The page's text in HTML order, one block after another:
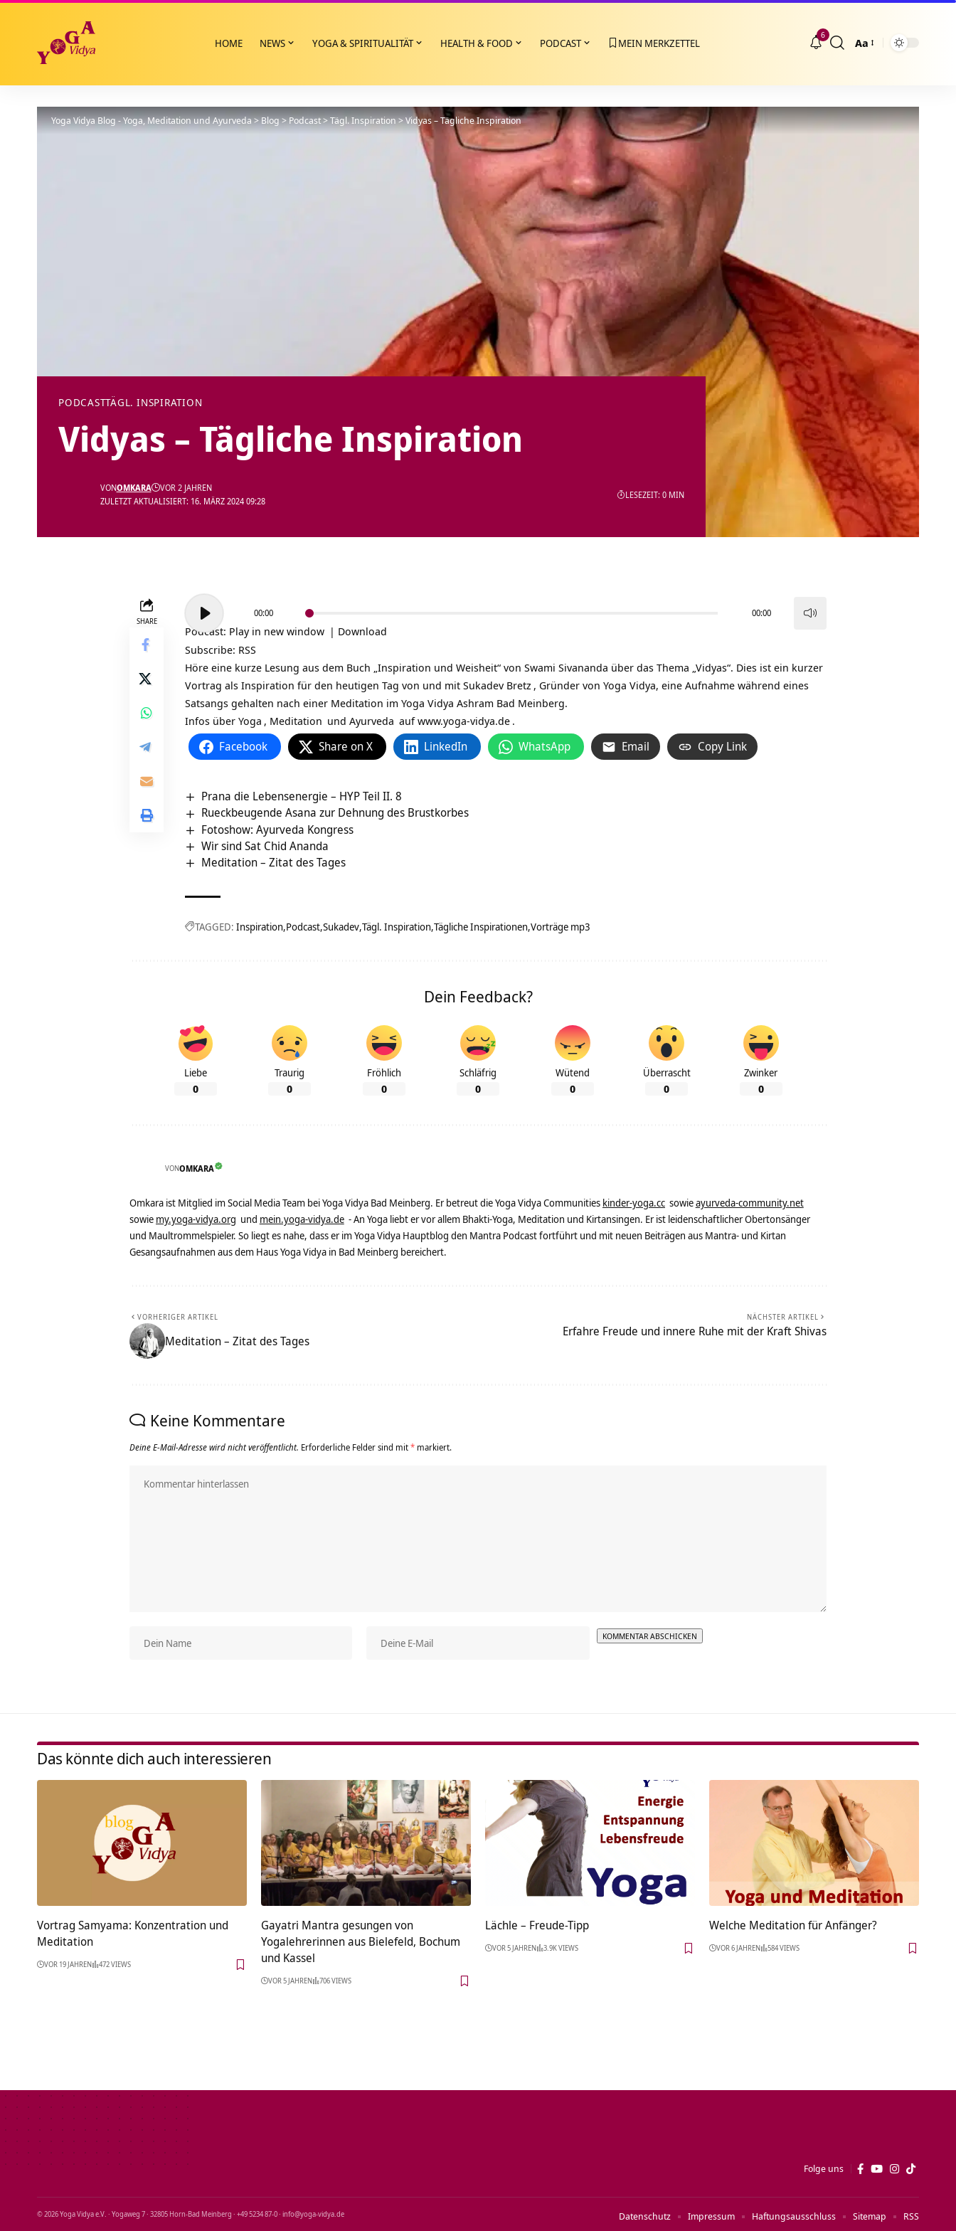
HOME NEWS YOGA & SPIRITUALITÄT HEALTH & FOOD PODCAST MEIN MERKZETTEL
6
Größenänderung
Aa
Yoga Vidya Blog - Yoga, Meditation und Ayurveda>Blog>Podcast>Tägl. Inspiration>Vidyas – Tägliche Inspiration
PODCASTTÄGL. INSPIRATION
Vidyas – Tägliche Inspiration
ZULETZT AKTUALISIERT: 16. MÄRZ 2024 09:28
VONOMKARA VOR 2 JAHREN
LESEZEIT: 0 MIN
SHARE
Audio-
Player
00:00 00:00
Podcast: Play in new window | Download
Subscribe: RSS
Höre eine kurze Lesung aus dem Buch „Inspiration und Weisheit“ von Swami Sivananda über das Thema „Vidyas“. Dies ist ein kurzer
Vortrag als Inspiration für den heutigen Tag von und mit Sukadev Bretz , Gründer von Yoga Vidya, eine Aufnahme während eines
Satsangs gehalten nach einer Meditation im Yoga Vidya Ashram Bad Meinberg.
Infos über Yoga , Meditation und Ayurveda aufwww.yoga-vidya.de .
Facebook Share on X LinkedIn WhatsApp Email Copy Link
Prana die Lebensenergie – HYP Teil II. 8
Rueckbeugende Asana zur Dehnung des Brustkorbes
Fotoshow: Ayurveda Kongress
Wir sind Sat Chid Ananda
Meditation – Zitat des Tages
TAGGED: Inspiration Podcast Sukadev Tägl. Inspiration Tägliche Inspirationen Vorträge mp3
Dein Feedback?
Liebe
0
Traurig
0
Fröhlich
0
Schläfrig
0
Wütend
0
Überrascht
0
Zwinker
0
VONOMKARA
Omkara ist Mitglied im Social Media Team bei Yoga Vidya Bad Meinberg. Er betreut die Yoga Vidya Communities kinder-yoga.cc sowieayurveda-community.net
sowie my.yoga-vidya.org und mein.yoga-vidya.de - An Yoga liebt er vor allem Bhakti-Yoga, Meditation und Kirtansingen. Er ist leidenschaftlicher Obertonsänger
und Maultrommelspieler. So liegt es nahe, dass er im Yoga Vidya Hauptblog den Mantra Podcast fortführt und mit neuen Beiträgen aus Mantra- und Kirtan
Gesangsaufnahmen aus dem Haus Yoga Vidya in Bad Meinberg bereichert.
VORHERIGER ARTIKEL
Meditation – Zitat des Tages
NÄCHSTER ARTIKEL
Erfahre Freude und innere Ruhe mit der Kraft Shivas
Keine Kommentare
Deine E-Mail-Adresse wird nicht veröffentlicht. Erforderliche Felder sind mit* markiert.
Das könnte dich auch interessieren
Vortrag Samyama: Konzentration und
Meditation
VOR 19 JAHREN 472 VIEWS
Gayatri Mantra gesungen von
Yogalehrerinnen aus Bielefeld, Bochum
und Kassel
VOR 5 JAHREN 706 VIEWS
Lächle – Freude-Tipp
VOR 5 JAHREN 3.9K VIEWS
Welche Meditation für Anfänger?
VOR 6 JAHREN 584 VIEWS
Folge uns
© 2026 Yoga Vidya e.V. · Yogaweg 7 · 32805 Horn‑Bad Meinberg · +49 5234 87‑0 · info@yoga‑vidya.de Datenschutz Impressum Haftungsausschluss Sitemap RSS